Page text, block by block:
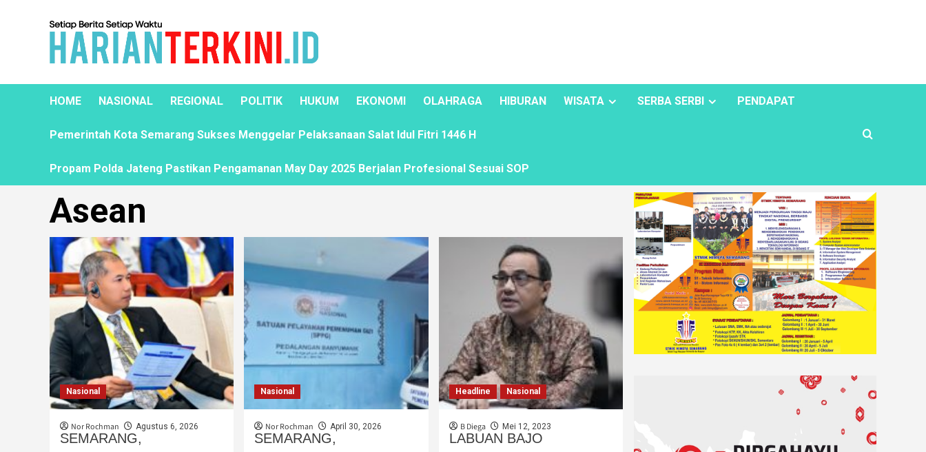
HOME NASIONAL REGIONAL POLITIK HUKUM EKONOMI OLAHRAGA HIBURAN WISATA SERBA SERBI PENDAPAT
Pemerintah Kota Semarang Sukses Menggelar Pelaksanaan Salat Idul Fitri 1446 H
Propam Polda Jateng Pastikan Pengamanan May Day 2025 Berjalan Profesional Sesuai SOP
Asean
Nasional
Nor Rochman Agustus 6, 2026
SEMARANG,
Nasional
Nor Rochman April 30, 2026
SEMARANG,
Headline Nasional
B Diega Mei 12, 2023
LABUAN BAJO